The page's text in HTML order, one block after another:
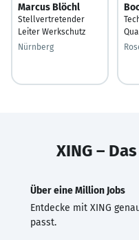
Marcus Blöchl
Stellvertretender
Leiter Werkschutz
Nürnberg
XING –
Über eine Million Jobs
Entdecke mit XING
passt.